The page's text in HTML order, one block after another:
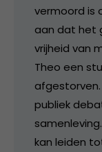
vermoord is
aan dat het
vrijheid van
Theo een
publiek
kan leiden